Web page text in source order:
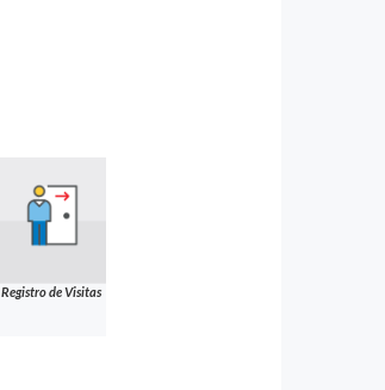
Registro de Visitas